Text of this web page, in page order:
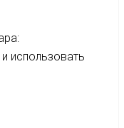
использовать